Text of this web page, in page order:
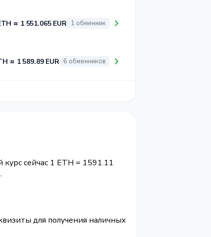
≈ 1 551.065 EUR 1 обменник
≈ 1 589.89 EUR 6 обменников
сейчас 1 ETH = 1591.11
для получения наличных